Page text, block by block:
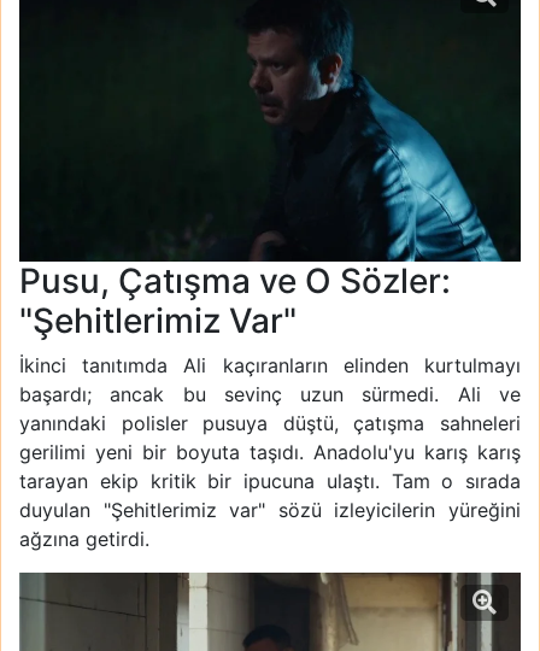
Pusu, Çatışma ve O Sözler:
"Şehitlerimiz Var"
İkinci tanıtımda Ali kaçıranların elinden kurtulmayı
başardı; ancak bu sevinç uzun sürmedi. Ali ve
yanındaki polisler pusuya düştü, çatışma sahneleri
gerilimi yeni bir boyuta taşıdı. Anadolu'yu karış karış
tarayan ekip kritik bir ipucuna ulaştı. Tam o sırada
duyulan "Şehitlerimiz var" sözü izleyicilerin yüreğini
ağzına getirdi.